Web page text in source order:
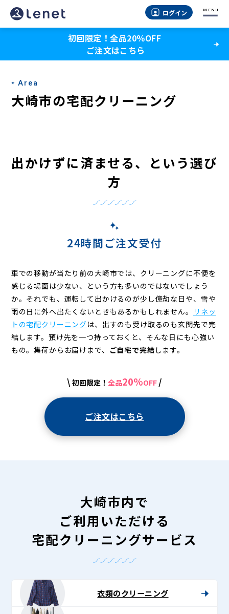
大
崎
の
宅
配
ー
ニ
ログイン MENU
初回限定！全品20％OFF
ご注文はこちら
Area
大崎市の宅配クリーニング
出かけずに済ませる、という選び
方
24時間ご注文受付
車での移動が当たり前の大崎市では、クリーニングに不便を
感じる場面は少ない、という方も多いのではないでしょう
か。それでも、運転して出かけるのが少し億劫な日や、雪や
雨の日に外へ出たくないときもあるかもしれません。
リネッ
トの宅配クリーニングは、出すのも受け取るのも玄関先で完
結します。預け先を一つ持っておくと、そんな日にも心強い
もの。集荷からお届けまで、 ご自宅で完結 します。
\ 初回限定！ 全品20%OFF /
ご注文はこちら
大崎市内で
ご利用いただける
宅配クリーニングサービス
衣類のクリーニング